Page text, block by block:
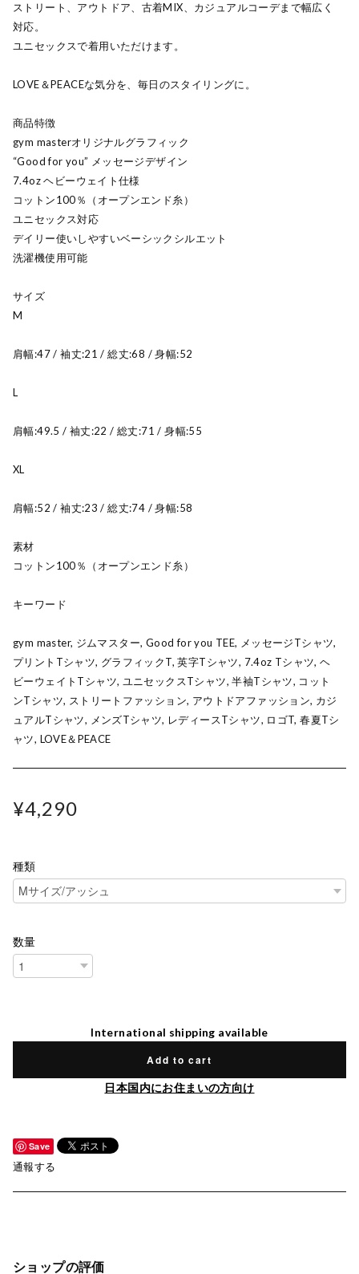
ストリート、アウトドア、古着MIX、カジュアルコーデまで幅広く
対応。
ユニセックスで着用いただけます。
LOVE＆PEACEな気分を、毎日のスタイリングに。
商品特徴
gym masterオリジナルグラフィック
“Good for you” メッセージデザイン
7.4oz ヘビーウェイト仕様
コットン100％（オープンエンド糸）
ユニセックス対応
デイリー使いしやすいベーシックシルエット
洗濯機使用可能
サイズ
M
肩幅:47 / 袖丈:21 / 総丈:68 / 身幅:52
L
肩幅:49.5 / 袖丈:22 / 総丈:71 / 身幅:55
XL
肩幅:52 / 袖丈:23 / 総丈:74 / 身幅:58
素材
コットン100％（オープンエンド糸）
キーワード
gym master, ジムマスター, Good for you TEE, メッセージTシャツ,
プリントTシャツ, グラフィックT, 英字Tシャツ, 7.4oz Tシャツ, ヘ
ビーウェイトTシャツ, ユニセックスTシャツ, 半袖Tシャツ, コット
ンTシャツ, ストリートファッション, アウトドアファッション, カジ
ュアルTシャツ, メンズTシャツ, レディースTシャツ, ロゴT, 春夏Tシ
ャツ, LOVE＆PEACE
¥4,290
種類
数量
International shipping available
Add to cart
日本国内にお住まいの方向け
Save
通報する
ショップの評価